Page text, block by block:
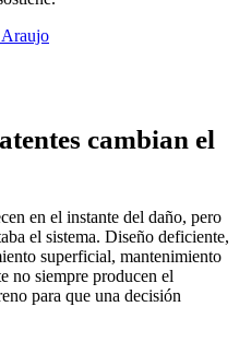
Araujo
cambian el
en el instante del daño, pero
el sistema. Diseño deficiente,
superficial, mantenimiento
no siempre producen el
para que una decisión